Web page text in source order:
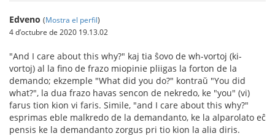
Edveno (Mostra el perfil)
4 d’octubre de 2020 19.13.02
"And I care about this why?" kaj tia ŝovo de wh-vortoj (ki-
vortoj) al la fino de frazo miopinie pliigas la forton de la
demando; ekzemple "What did you do?" kontraŭ "You did
what?", la dua frazo havas sencon de nekredo, ke "you" (vi)
farus tion kion vi faris. Simile, "and I care about this why?"
esprimas eble malkredo de la demandanto, ke la alparolato eĉ
pensis ke la demandanto zorgus pri tio kion la alia diris.